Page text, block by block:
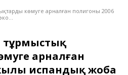
көмуге арналған полигоны 2006
тұрмыстық
арналған
испандық жоба